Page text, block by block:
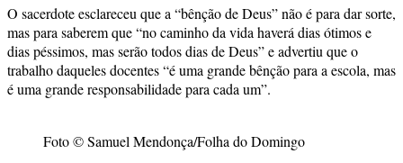
O sacerdote esclareceu que a “bênção de Deus” não é para dar sorte,
mas para saberem que “no caminho da vida haverá dias ótimos e
dias péssimos, mas serão todos dias de Deus” e advertiu que o
trabalho daqueles docentes “é uma grande bênção para a escola, mas
é uma grande responsabilidade para cada um”.
Foto © Samuel Mendonça/Folha do Domingo